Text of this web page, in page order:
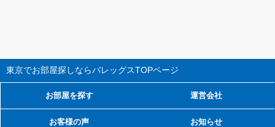
東京でお部屋探しならバレッグスTOPページ
お部屋を探す
お客様の声
運営会社
お知らせ